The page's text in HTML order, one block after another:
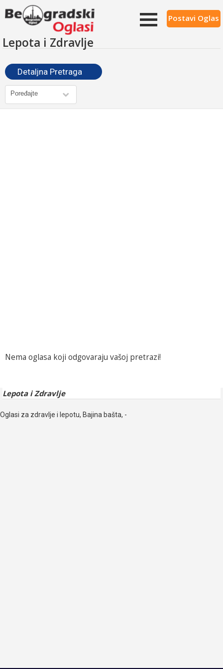
Postavi Oglas
Lepota i Zdravlje
Detaljna Pretraga
Nema oglasa koji odgovaraju vašoj pretrazi!
Lepota i Zdravlje
Oglasi za zdravlje i lepotu, Bajina bašta, -